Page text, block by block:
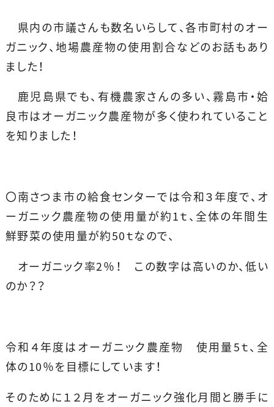
県内の市議さんも数名いらして、各市町村のオー
ガニック、地場農産物の使用割合などのお話もあり
ました！
鹿児島県でも、有機農家さんの多い、霧島市・姶
良市はオーガニック農産物が多く使われていること
を知りました！
〇南さつま市の給食センターでは令和３年度で、オ
ーガニック農産物の使用量が約1ｔ、全体の年間生
鮮野菜の使用量が約50ｔなので、
オーガニック率2％！ この数字は高いのか、低い
のか？？
令和４年度はオーガニック農産物 使用量5ｔ、全
体の10％を目標にしています！
そのために１２月をオーガニック強化月間と勝手に